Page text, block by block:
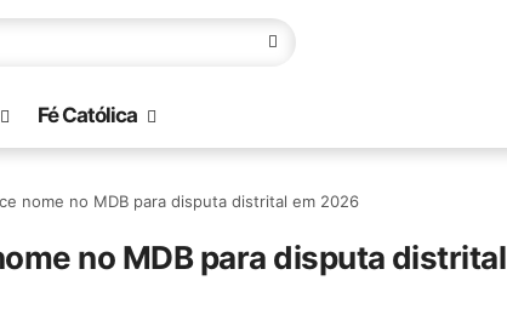
Fé Católica
nome no MDB para disputa distrital em 2026
no MDB para disputa distrital